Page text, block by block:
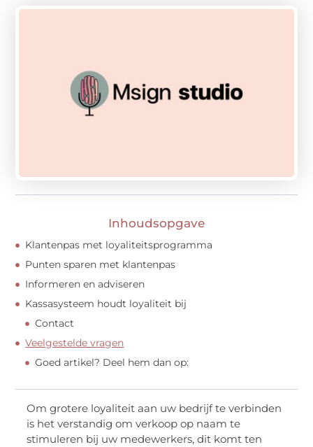
Inhoudsopgave
Klantenpas met loyaliteitsprogramma
Punten sparen met klantenpas
Informeren en adviseren
Kassasysteem houdt loyaliteit bij
Contact
Veelgestelde vragen
Goed artikel? Deel hem dan op:
Om grotere loyaliteit aan uw bedrijf te verbinden
is het verstandig om verkoop op naam te
stimuleren bij uw medewerkers, dit komt ten